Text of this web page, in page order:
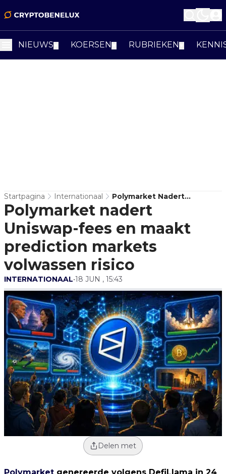
NIEUWS KOERSEN RUBRIEKEN
Startpagina Internationaal
Polymarket Nadert
Uniswap-Fees En Maakt
Prediction Markets
Volwassen Risico
Polymarket nadert
Uniswap-fees en maakt
prediction markets
volwassen risico
INTERNATIONAAL•18 JUN , 15:43
Delen met